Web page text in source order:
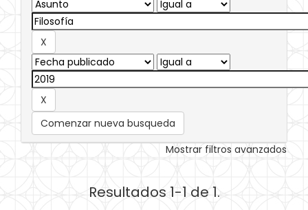
Comenzar nueva busqueda
Mostrar filtros avanzados
Resultados 1-1 de 1.